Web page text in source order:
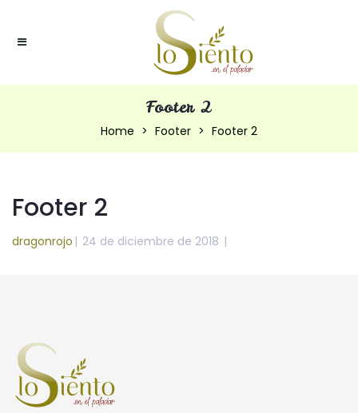
Footer 2
Home Footer Footer 2
Footer 2
dragonrojo | 24 de diciembre de 2018 |